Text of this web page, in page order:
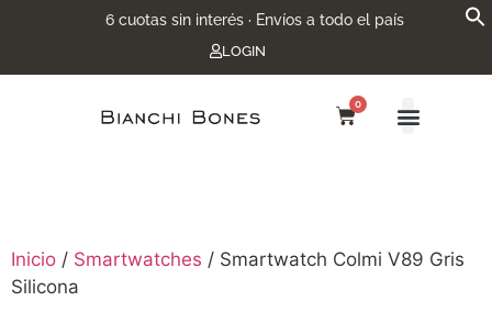
6 cuotas sin interés · Envíos a todo el país
LOGIN
0
Inicio / Smartwatches / Smartwatch Colmi V89 Gris
Silicona